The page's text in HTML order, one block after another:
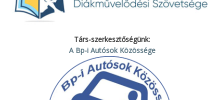
Társ-szerkesztőségünk:
A Bp-i Autósok Közössége